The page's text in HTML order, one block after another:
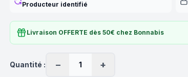
Producteur identifié
Livraison OFFERTE dès 50€ chez Bonnabis
Quantité : − 1 +